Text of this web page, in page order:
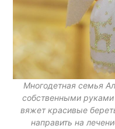
Многодетная семья
собственными руками
вяжет красивые
направить на